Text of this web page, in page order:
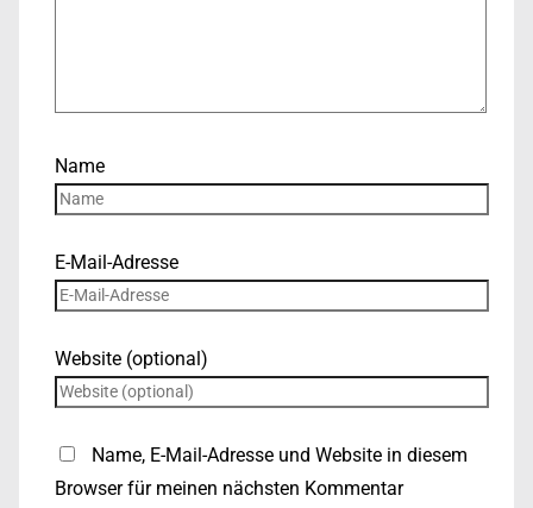
Name
E-Mail-Adresse
Website (optional)
Name, E-Mail-Adresse und Website in diesem
Browser für meinen nächsten Kommentar